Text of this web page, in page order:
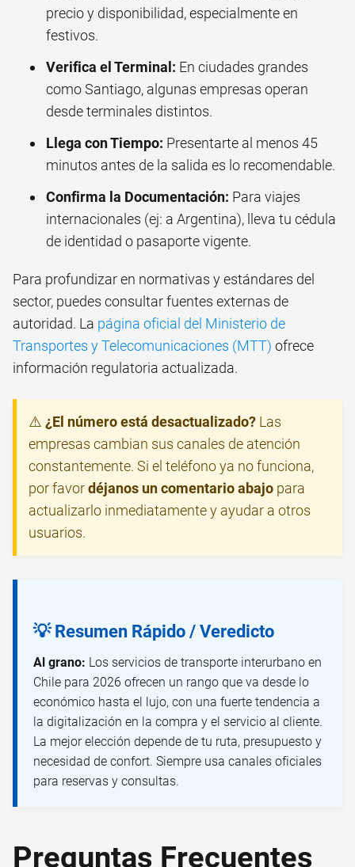
precio y disponibilidad, especialmente en
festivos.
Verifica el Terminal: En ciudades grandes
como Santiago, algunas empresas operan
desde terminales distintos.
Llega con Tiempo: Presentarte al menos 45
minutos antes de la salida es lo recomendable.
Confirma la Documentación: Para viajes
internacionales (ej: a Argentina), lleva tu cédula
de identidad o pasaporte vigente.
Para profundizar en normativas y estándares del
sector, puedes consultar fuentes externas de
autoridad. La página oficial del Ministerio de
Transportes y Telecomunicaciones (MTT) ofrece
información regulatoria actualizada.
⚠️ ¿El número está desactualizado? Las
empresas cambian sus canales de atención
constantemente. Si el teléfono ya no funciona,
por favordéjanos un comentario abajo para
actualizarlo inmediatamente y ayudar a otros
usuarios.
💡 Resumen Rápido / Veredicto
Al grano: Los servicios de transporte interurbano en
Chile para 2026 ofrecen un rango que va desde lo
económico hasta el lujo, con una fuerte tendencia a
la digitalización en la compra y el servicio al cliente.
La mejor elección depende de tu ruta, presupuesto y
necesidad de confort. Siempre usa canales oficiales
para reservas y consultas.
Preguntas Frecuentes